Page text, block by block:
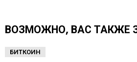
щ
ВОЗМОЖНО, ВАС ТАКЖЕ
БИТКОИН